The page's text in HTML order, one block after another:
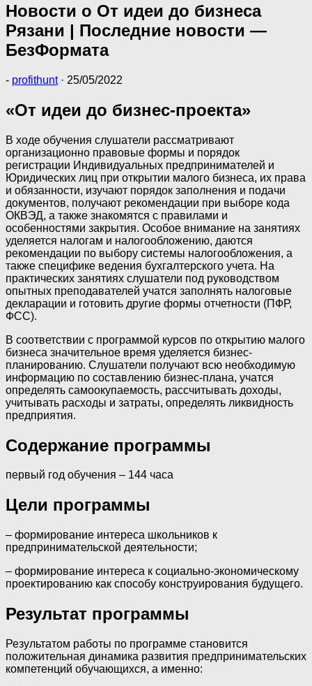
Новости o От идеи до бизнеса
Рязани | Последние новости —
БезФормата
- profithunt · 25/05/2022
«От идеи до бизнес-проекта»
В ходе обучения слушатели рассматривают
организационно правовые формы и порядок
регистрации Индивидуальных предпринимателей и
Юридических лиц при открытии малого бизнеса, их права
и обязанности, изучают порядок заполнения и подачи
документов, получают рекомендации при выборе кода
ОКВЭД, а также знакомятся с правилами и
особенностями закрытия. Особое внимание на занятиях
уделяется налогам и налогообложению, даются
рекомендации по выбору системы налогообложения, а
также специфике ведения бухгалтерского учета. На
практических занятиях слушатели под руководством
опытных преподавателей учатся заполнять налоговые
декларации и готовить другие формы отчетности (ПФР,
ФСС).
В соответствии с программой курсов по открытию малого
бизнеса значительное время уделяется бизнес-
планированию. Слушатели получают всю необходимую
информацию по составлению бизнес-плана, учатся
определять самоокупаемость, рассчитывать доходы,
учитывать расходы и затраты, определять ликвидность
предприятия.
Содержание программы
первый год обучения – 144 часа
Цели программы
‒ формирование интереса школьников к
предпринимательской деятельности;
‒ формирование интереса к социально-экономическому
проектированию как способу конструирования будущего.
Результат программы
Результатом работы по программе становится
положительная динамика развития предпринимательских
компетенций обучающихся, а именно: